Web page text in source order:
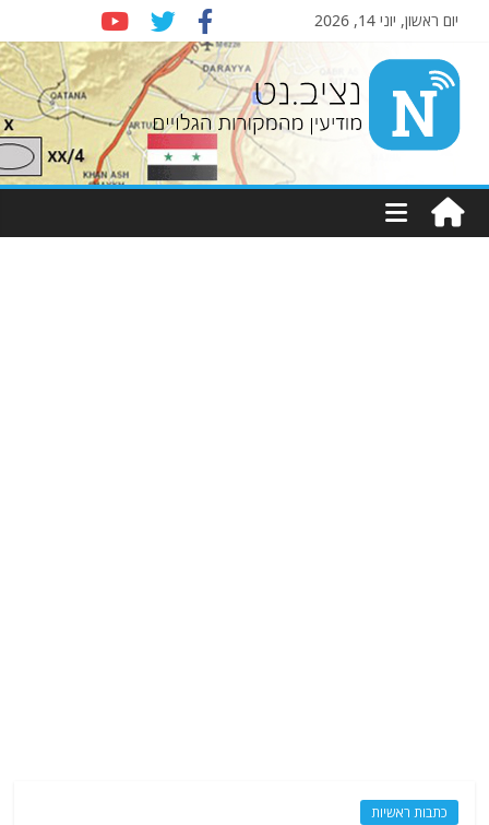
יום ראשון, יוני 14, 2026
Nziv.net
מודיעין
מהמקורות
כתבות ראשיות